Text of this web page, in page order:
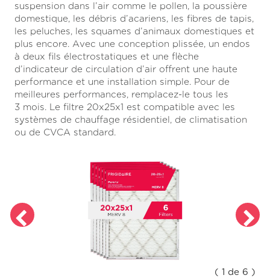
( 1 de 6 )
moyenne.
Read
2
Reviews.
Lien
vers
la
même
page.
suspension dans l’air comme le pollen, la poussière
domestique, les débris d’acariens, les fibres de tapis,
les peluches, les squames d’animaux domestiques et
plus encore. Avec une conception plissée, un endos
à deux fils électrostatiques et une flèche
d’indicateur de circulation d’air offrent une haute
performance et une installation simple. Pour de
meilleures performances, remplacez-le tous les
3 mois. Le filtre 20x25x1 est compatible avec les
systèmes de chauffage résidentiel, de climatisation
ou de CVCA standard.